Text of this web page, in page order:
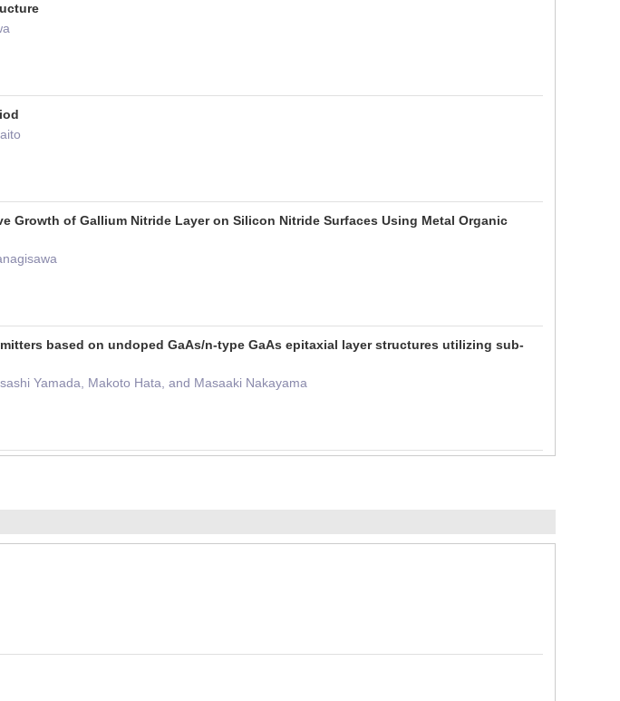
Growth of Gallium Nitride Layer on Silicon Nitride Surfaces Using Metal Organic
based on undoped GaAs/n-type GaAs epitaxial layer structures utilizing sub-
Yamada, Makoto Hata, and Masaaki Nakayama